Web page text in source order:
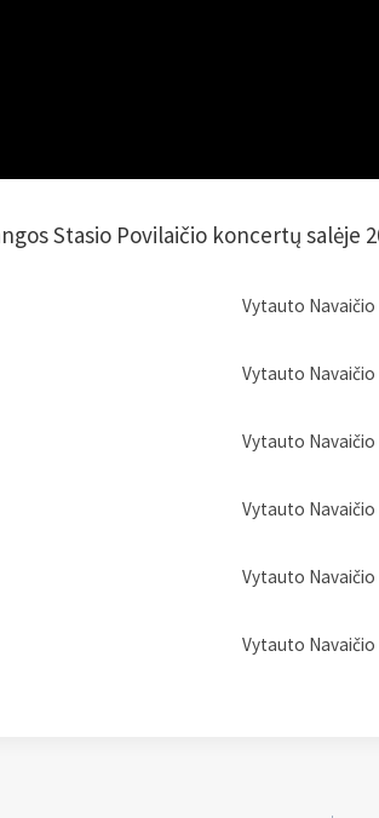
Stasio Povilaičio koncertų salėje
Vytauto Navaičio
Vytauto Navaičio
Vytauto Navaičio
Vytauto Navaičio
Vytauto Navaičio
Vytauto Navaičio